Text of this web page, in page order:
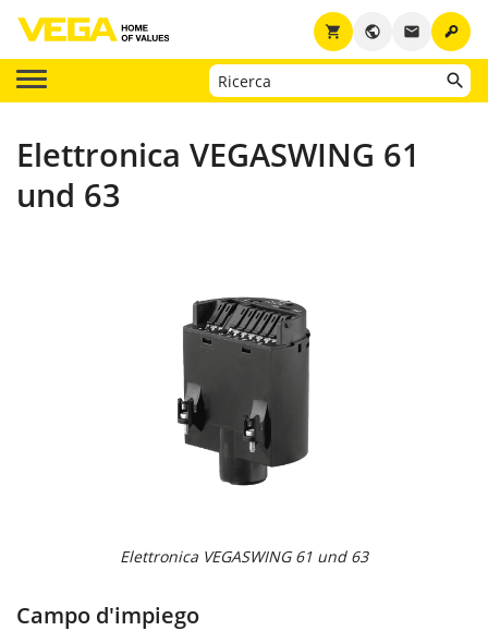
key
email
public
shopping_cart
Elettronica VEGASWING 61
und 63
Elettronica VEGASWING 61 und 63
Campo d'impiego